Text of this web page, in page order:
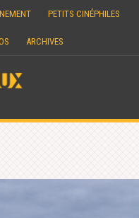
PETITS CINÉPHILES
ARCHIVES